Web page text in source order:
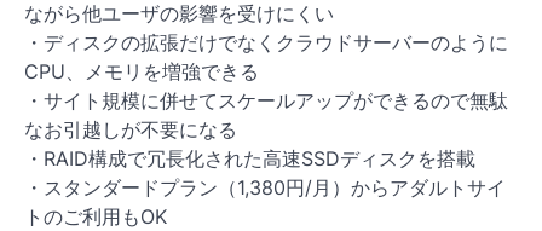
ながら他ユーザの影響を受けにくい
・ディスクの拡張だけでなくクラウドサーバーのように
CPU、メモリを増強できる
・サイト規模に併せてスケールアップができるので無駄
なお引越しが不要になる
・RAID構成で冗長化された高速SSDディスクを搭載
・スタンダードプラン（1,380円/月）からアダルトサイ
トのご利用もOK